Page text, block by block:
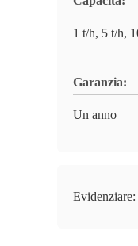
1 t/h, 5 t/h,
Garanzia:
Un anno
Evidenziare: